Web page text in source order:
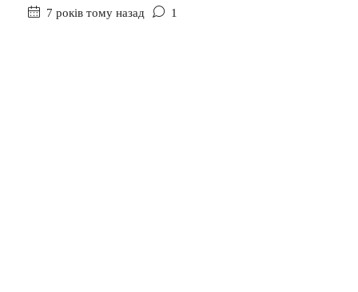
7 років тому назад 1